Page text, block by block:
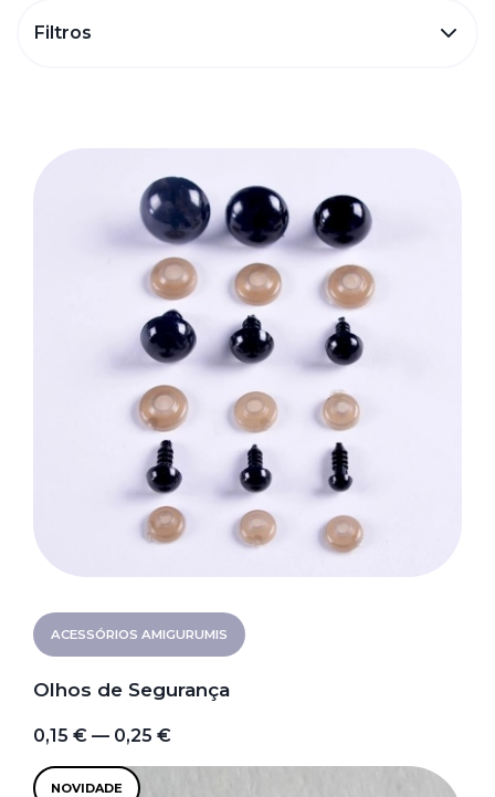
Filtros
ACESSÓRIOS AMIGURUMIS
Olhos de Segurança
0,15 € — 0,25 €
NOVIDADE